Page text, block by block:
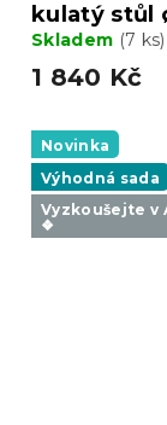
kulatý stůl
Skladem (7 ks)
1 840 Kč
Novinka
Výhodná sada
Vyzkoušejte v
❖